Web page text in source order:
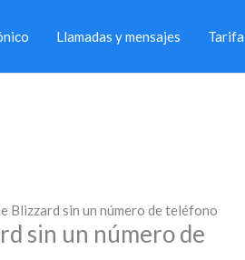
Llamadas y mensajes Tarifa
Blizzard sin un número de teléfono
sin un número de